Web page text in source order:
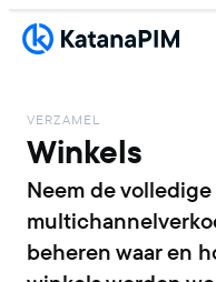
VERZAMEL
Winkels
Neem de
beheren waar en